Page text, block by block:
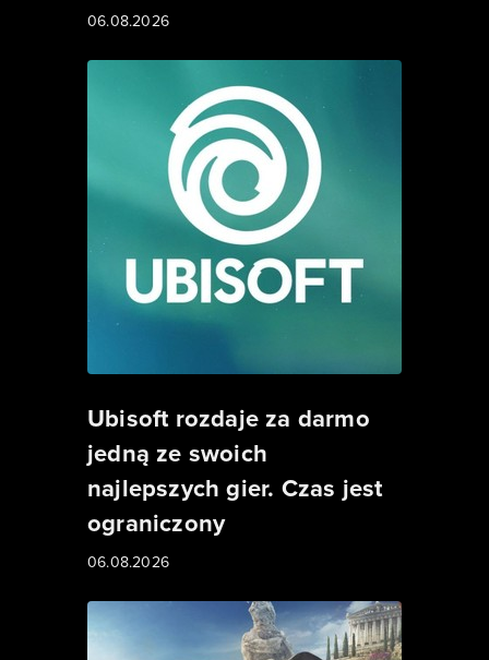
06.08.2026
Ubisoft rozdaje za darmo
jedną ze swoich
najlepszych gier. Czas jest
ograniczony
06.08.2026